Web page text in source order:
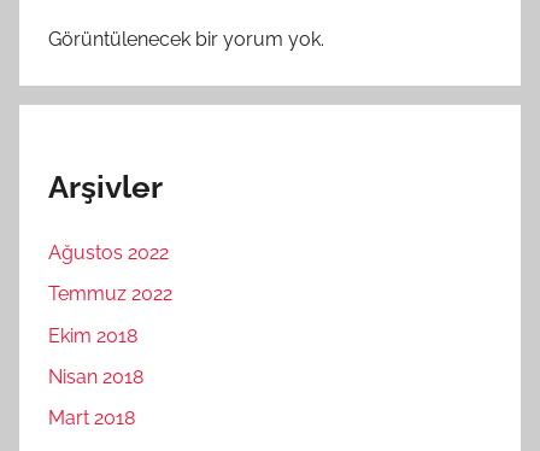
Görüntülenecek bir yorum yok.
Arşivler
Ağustos 2022
Temmuz 2022
Ekim 2018
Nisan 2018
Mart 2018